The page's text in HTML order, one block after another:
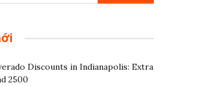
Discounts in Indianapolis: Extra
2500